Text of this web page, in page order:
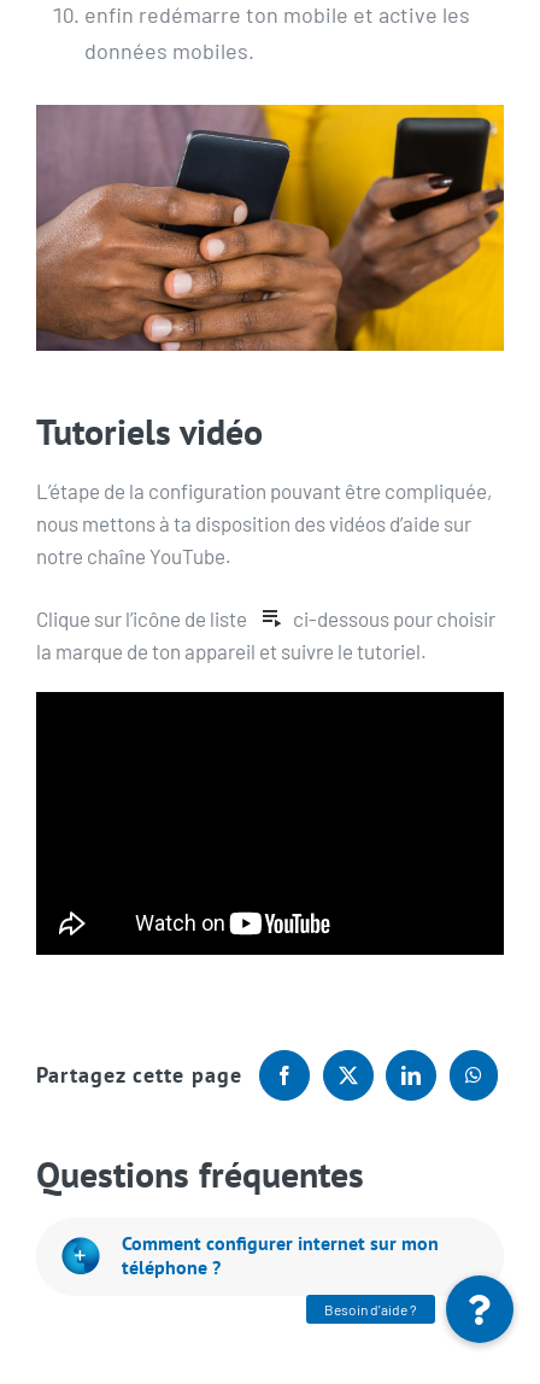
enfin redémarre ton mobile et active les
données mobiles.
Tutoriels vidéo
L’étape de la configuration pouvant être compliquée,
nous mettons à ta disposition des vidéos d’aide sur
notre chaîne YouTube.
Clique sur l’icône de liste
ci-dessous pour choisir
la marque de ton appareil et suivre le tutoriel.
Partagez cette page
Questions fréquentes
Comment configurer internet sur mon
téléphone ?